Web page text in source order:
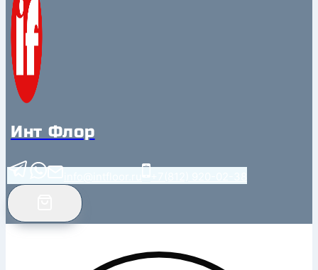
Инт Флор